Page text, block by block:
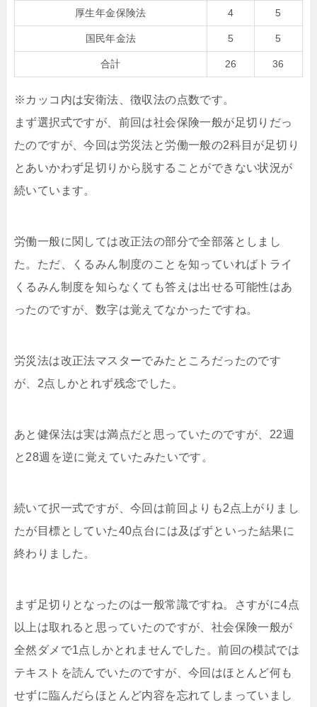
厚生年金保険法 4 5
国民年金法 5 5
合計 26 36
※カッコ内は安衛法、徴収法の点数です。
まず選択式ですが、前回は社会保険一般が足切りだっ
たのですが、今回は労災法と労働一般の2科目が足切り
とあいかわず足切りから脱することができない状況が
続いています。
労働一般に関しては改正法の部分で全部落としまし
た。ただ、くるみん制度のことを知っていればトライ
くるみん制度を知らなくても答えは出せる可能性はあ
ったのですが、数字は覚えてなかったですね。
労災法は改正法マスターでみたところだったのです
が、2点しかとれず残念でした。
あと健保法は実は満点だと思っていたのですが、22週
と28週を逆に覚えていたみたいです。
続いて択一式ですが、今回は前回よりも2点上がりまし
たが目標としていた40点台には及ばずといった結果に
終わりました。
まず足切りとなったのは一般常識ですね。さすがに4点
以上は取れると思っていたのですが、社会保険一般が
全然ダメで1点しかとれませんでした。前回の模試では
テキストを読んでいたのですが、今回はほとんど何も
せずに臨んだらほとんど内容を忘れてしまっていまし